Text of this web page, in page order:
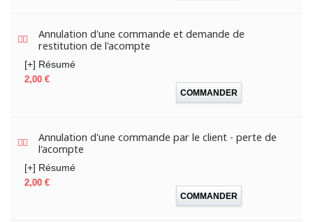
Annulation d'une commande et demande de
restitution de l'acompte
[+] Résumé
Prix
2,00 €
COMMANDER
Annulation d'une commande par le client - perte de
l'acompte
[+] Résumé
Prix
2,00 €
COMMANDER